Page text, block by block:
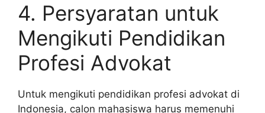
4. Persyaratan untuk
Mengikuti Pendidikan
Profesi Advokat
Untuk mengikuti pendidikan profesi advokat di
Indonesia, calon mahasiswa harus memenuhi